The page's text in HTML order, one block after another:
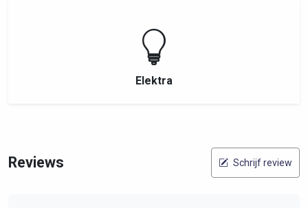
Elektra
Reviews Schrijf review